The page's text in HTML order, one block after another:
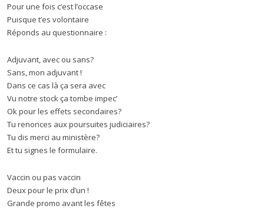
Pour une fois c’est l’occase
Puisque t’es volontaire
Réponds au questionnaire :
Adjuvant, avec ou sans?
Sans, mon adjuvant !
Dans ce cas là ça sera avec
Vu notre stock ça tombe impec’
Ok pour les effets secondaires?
Tu renonces aux poursuites judiciaires?
Tu dis merci au ministère?
Et tu signes le formulaire.
Vaccin ou pas vaccin
Deux pour le prix d’un !
Grande promo avant les fêtes